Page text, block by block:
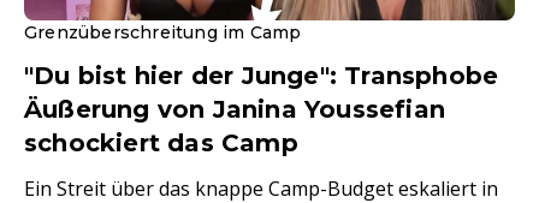
Grenzüberschreitung im Camp
"Du bist hier der Junge": Transphobe
Äußerung von Janina Youssefian
schockiert das Camp
Ein Streit über das knappe Camp-Budget eskaliert in